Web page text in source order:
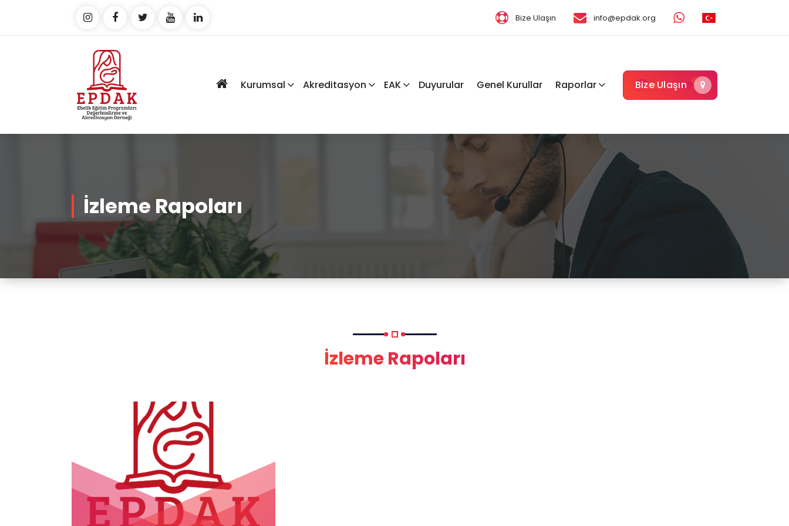
Bize Ulaşın info@epdak.org
Kurumsal Akreditasyon EAK Duyurular Genel Kurullar Raporlar Bize Ulaşın
İzleme Rapoları
İzleme Rapoları